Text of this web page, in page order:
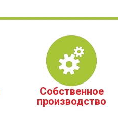
Собственное
производство